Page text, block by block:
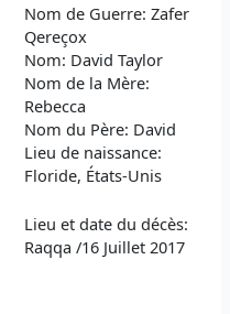
Nom de Guerre: Zafer
Qereçox
Nom: David Taylor
Nom de la Mère:
Rebecca
Nom du Père: David
Lieu de naissance:
Floride, États-Unis
Lieu et date du décès:
Raqqa /16 Juillet 2017